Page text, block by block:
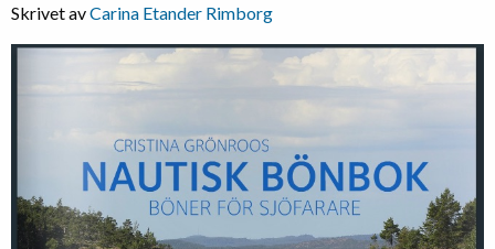
Skrivet avCarina Etander Rimborg